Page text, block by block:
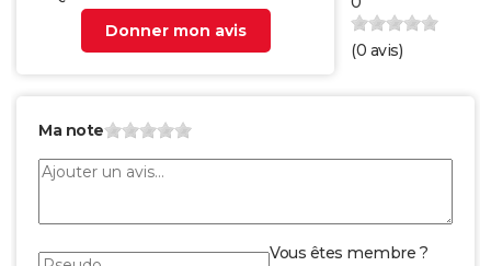
Donner mon avis
(0 avis)
Ma note
Vous êtes membre ?